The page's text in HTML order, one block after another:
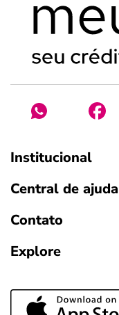
Institucional
Central de ajuda
Contato
Explore